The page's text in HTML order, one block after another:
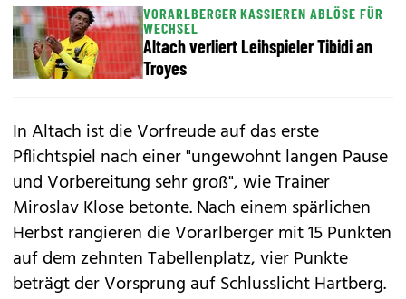
VORARLBERGER KASSIEREN ABLÖSE FÜR
WECHSEL
Altach verliert Leihspieler Tibidi an
Troyes
In Altach ist die Vorfreude auf das erste
Pflichtspiel nach einer "ungewohnt langen Pause
und Vorbereitung sehr groß", wie Trainer
Miroslav Klose betonte. Nach einem spärlichen
Herbst rangieren die Vorarlberger mit 15 Punkten
auf dem zehnten Tabellenplatz, vier Punkte
beträgt der Vorsprung auf Schlusslicht Hartberg.